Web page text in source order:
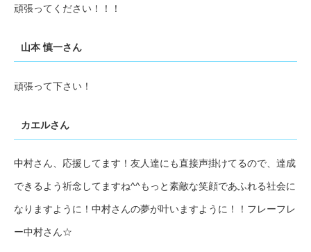
頑張ってください！！！
山本 慎一さん
頑張って下さい！
カエルさん
中村さん、応援してます！友人達にも直接声掛けてるので、達成
できるよう祈念してますね^^もっと素敵な笑顔であふれる社会に
なりますように！中村さんの夢が叶いますように！！フレーフレ
ー中村さん☆